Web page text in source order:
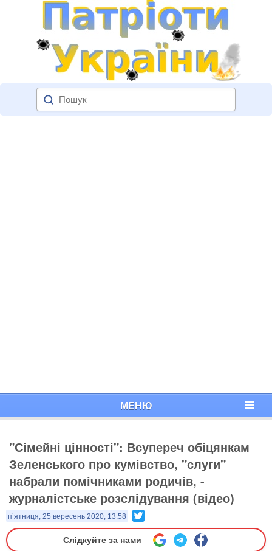
МЕНЮ
"Сімейні цінності": Всупереч обіцянкам
Зеленського про кумівство, "слуги"
набрали помічниками родичів, -
журналістське розслідування (відео)
п’ятниця, 25 вересень 2020, 13:58
Слідкуйте за нами